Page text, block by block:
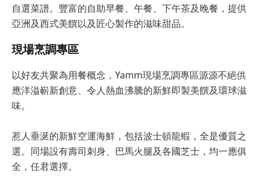
自選菜譜。豐富的自助早餐、午餐、下午茶及晚餐，提供
亞洲及西式美饌以及匠心製作的滋味甜品。
現場烹調專區
以好友共聚為用餐概念，Yamm現場烹調專區源源不絕供
應洋溢嶄新創意、令人熱血沸騰的新鮮即製美饌及環球滋
味。
惹人垂涎的新鮮空運海鮮，包括波士頓龍蝦，全是優質之
選。同場設有壽司刺身、巴馬火腿及各國芝士，均一應俱
全，任君選擇。